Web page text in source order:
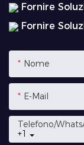
Fornire
Fornire
Nome
E-Mail
+1
Telefono/